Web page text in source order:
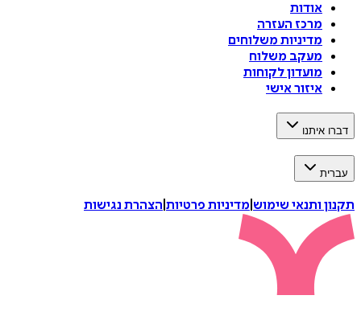
אודות
מרכז העזרה
מדיניות משלוחים
מעקב משלוח
מועדון לקוחות
איזור אישי
דברו איתנו
עברית
תקנון ותנאי שימוש מדיניות פרטיות הצהרת נגישות